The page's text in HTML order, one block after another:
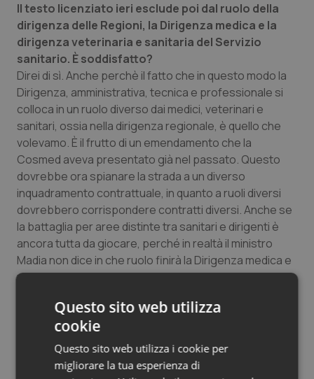
Quotidiano Pediatria
Rene & patologie urogenitali
Salute orale & impianti
Sangue & coagulazione
Tiroide
Tumore al seno
Tumore ovarico
Tumori del Polmone & Testa Collo
Tumori gastrointestinali
Ulcera & Reflusso
Vaccini
Il testo licenziato ieri esclude poi dal ruolo della
dirigenza delle Regioni, la Dirigenza medica e la
dirigenza veterinaria e sanitaria del Servizio
sanitario. È soddisfatto?
Direi di sì. Anche perchè il fatto che in questo modo la
Dirigenza, amministrativa, tecnica e professionale si
colloca in un ruolo diverso dai medici, veterinari e
sanitari, ossia nella dirigenza regionale, è quello che
volevamo. È il frutto di un emendamento che la
Cosmed aveva presentato già nel passato. Questo
dovrebbe ora spianare la strada a un diverso
inquadramento contrattuale, in quanto a ruoli diversi
dovrebbero corrispondere contratti diversi. Anche se
la battaglia per aree distinte tra sanitari e dirigenti è
ancora tutta da giocare, perché in realtà il ministro
Madia non dice in che ruolo finirà la Dirigenza medica e
veterinaria. Di certo siamo una dirigenza normata dal
È anche positiva in materia di incarichi dirigenziali la
previsione della possibilità di proroga dell’incarico
dirigenziale in essere, per il periodo necessario al
completamento delle procedure per il conferimento
Questo sito web utilizza
cookie
Questo sito web utilizza i cookie per
migliorare la tua esperienza di